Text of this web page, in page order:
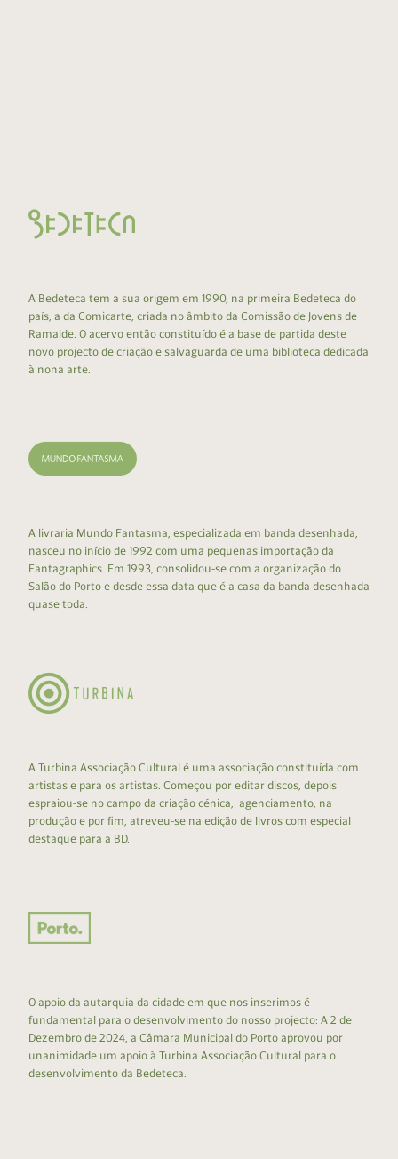
A Bedeteca tem a sua origem em 1990, na primeira Bedeteca do
país, a da Comicarte, criada no âmbito da Comissão de Jovens de
Ramalde. O acervo então constituído é a base de partida deste
novo projecto de criação e salvaguarda de uma biblioteca dedicada
à nona arte.
A livraria Mundo Fantasma, especializada em banda desenhada,
nasceu no início de 1992 com uma pequenas importação da
Fantagraphics. Em 1993, consolidou-se com a organização do
Salão do Porto e desde essa data que é a casa da banda desenhada
quase toda.
A Turbina Associação Cultural é uma associação constituída com
artistas e para os artistas. Começou por editar discos, depois
espraiou-se no campo da criação cénica, agenciamento, na
produção e por fim, atreveu-se na edição de livros com especial
destaque para a BD.
O apoio da autarquia da cidade em que nos inserimos é
fundamental para o desenvolvimento do nosso projecto: A 2 de
Dezembro de 2024, a Câmara Municipal do Porto aprovou por
unanimidade um apoio à Turbina Associação Cultural para o
desenvolvimento da Bedeteca.